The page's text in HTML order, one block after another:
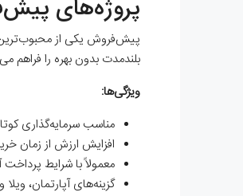
پروژه‌های
پیش‌فروش یکی از
بلندمدت بدون بهره را فراهم
ویژگی‌ها:
مناسب سرمایه‌گذاری
افزایش ارزش از زمان
معمولاً با شرایط پرداخت آسان
گزینه‌های آپارتمان،